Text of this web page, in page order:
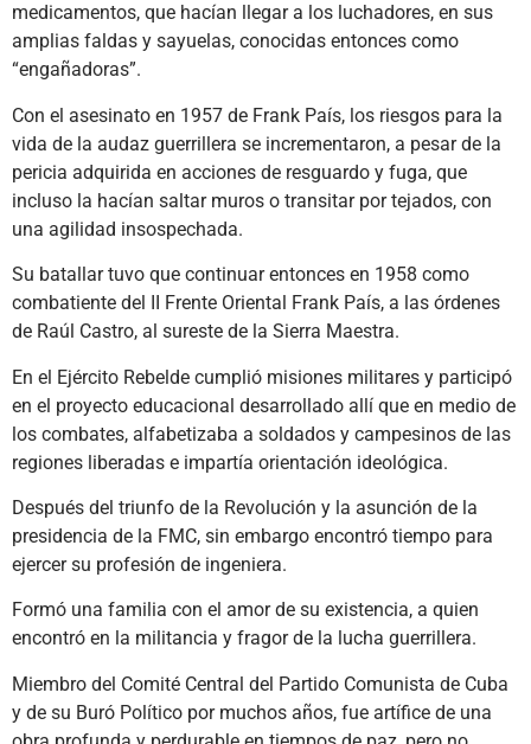
medicamentos, que hacían llegar a los luchadores, en sus
amplias faldas y sayuelas, conocidas entonces como
“engañadoras”.
Con el asesinato en 1957 de Frank País, los riesgos para la
vida de la audaz guerrillera se incrementaron, a pesar de la
pericia adquirida en acciones de resguardo y fuga, que
incluso la hacían saltar muros o transitar por tejados, con
una agilidad insospechada.
Su batallar tuvo que continuar entonces en 1958 como
combatiente del II Frente Oriental Frank País, a las órdenes
de Raúl Castro, al sureste de la Sierra Maestra.
En el Ejército Rebelde cumplió misiones militares y participó
en el proyecto educacional desarrollado allí que en medio de
los combates, alfabetizaba a soldados y campesinos de las
regiones liberadas e impartía orientación ideológica.
Después del triunfo de la Revolución y la asunción de la
presidencia de la FMC, sin embargo encontró tiempo para
ejercer su profesión de ingeniera.
Formó una familia con el amor de su existencia, a quien
encontró en la militancia y fragor de la lucha guerrillera.
Miembro del Comité Central del Partido Comunista de Cuba
y de su Buró Político por muchos años, fue artífice de una